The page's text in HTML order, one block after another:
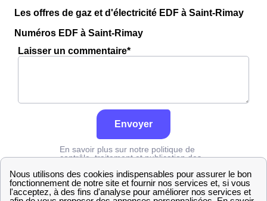
Les offres de gaz et d'électricité EDF à Saint-Rimay
Numéros EDF à Saint-Rimay
Laisser un commentaire*
Envoyer
En savoir plus sur notre politique de
contrôle, traitement et publication des
Numéro Edf Loir-et-Cher Saint-Rimay